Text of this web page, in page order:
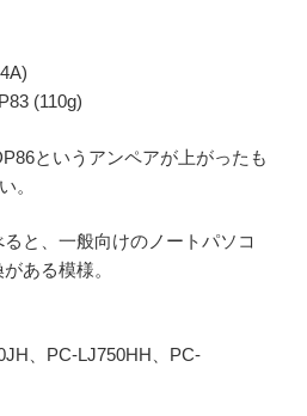
(110g)
というアンペアが上がったも
。
と、一般向けのノートパソコ
ある模様。
、PC-LJ750HH、PC-